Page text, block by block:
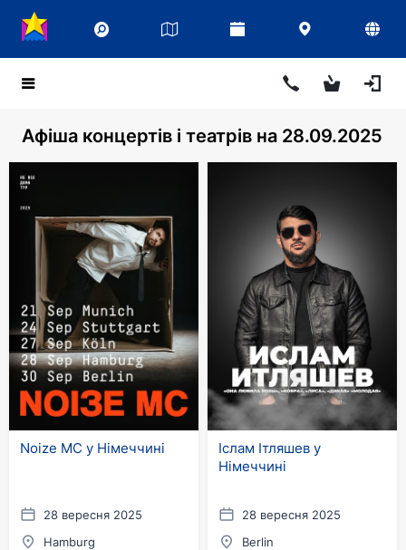
Афіша концертів і театрів на 28.09.2025
Noize MC у Німеччині
28 вересня 2025
Hamburg
Іслам Ітляшев у
Німеччині
28 вересня 2025
Berlin